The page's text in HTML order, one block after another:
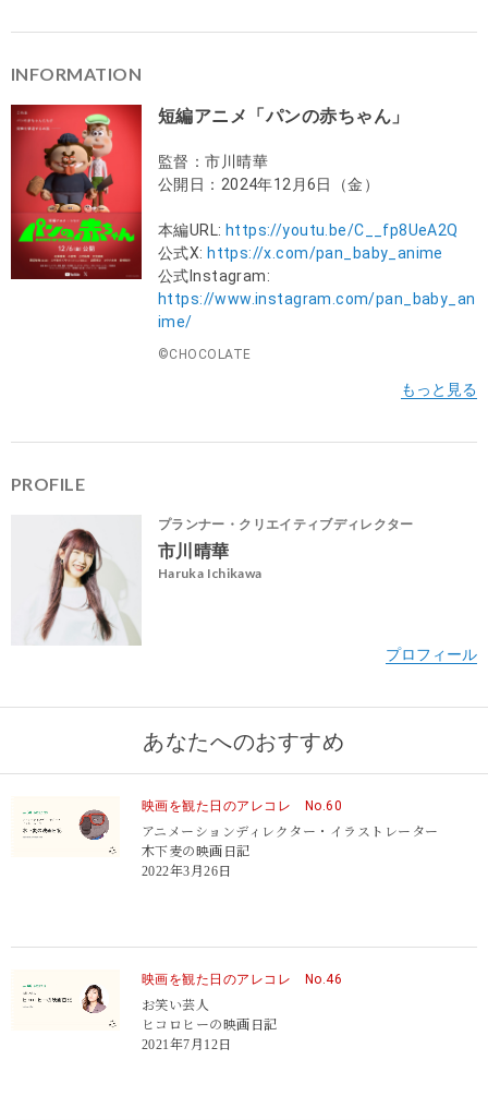
INFORMATION
短編アニメ「パンの赤ちゃん」
監督：市川晴華
公開日：2024年12月6日（金）
本編URL: https://youtu.be/C__fp8UeA2Q
公式X:https://x.com/pan_baby_anime
公式Instagram:
https://www.instagram.com/pan_baby_an
ime/
©CHOCOLATE
PROFILE
プランナー・クリエイティブディレクター
市川晴華
Haruka Ichikawa
あなたへのおすすめ
映画を観た日のアレコレ No.60
アニメーションディレクター・イラストレーター
木下麦の映画日記
2022年3月26日
映画を観た日のアレコレ No.46
お笑い芸人
ヒコロヒーの映画日記
2021年7月12日